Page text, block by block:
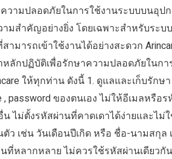
วามปลอดภัยในการใช้งานระบบบนอุป
ามสำคัญอย่างยิ่ง โดยเฉพาะสำหรับระบบ
ามารถเข้าใช้งานได้อย่างสะดวก
ลักปฏิบัติเพื่อรักษาความปลอดภัยในกา
ให้ทุกท่าน ดังนี้ 1. ดูแลและเก็บรักษา
, password ของตนเอง ไม่ให้อีเมลหรือ
ไม่ตั้งรหัสผ่านที่คาดเดาได้ง่ายและไม่
ว เช่น วันเดือนปีเกิด หรือ ชื่อ-นามสกุล
ที่หลากหลาย ไม่ควรใช้รหัสผ่านเดียวกั